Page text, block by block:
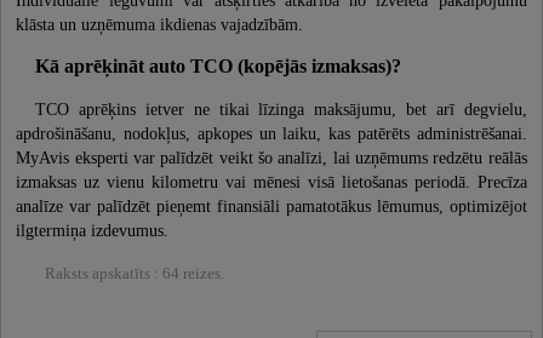
klāsta un uzņēmuma ikdienas vajadzībām.
Kā aprēķināt auto TCO (kopējās izmaksas)?
TCO aprēķins ietver ne tikai līzinga maksājumu, bet arī degvielu,
apdrošināšanu, nodokļus, apkopes un laiku, kas patērēts administrēšanai.
MyAvis eksperti var palīdzēt veikt šo analīzi, lai uzņēmums redzētu reālās
izmaksas uz vienu kilometru vai mēnesi visā lietošanas periodā. Precīza
analīze var palīdzēt pieņemt finansiāli pamatotākus lēmumus, optimizējot
ilgtermiņa izdevumus.
Raksts apskatīts : 64 reizes.